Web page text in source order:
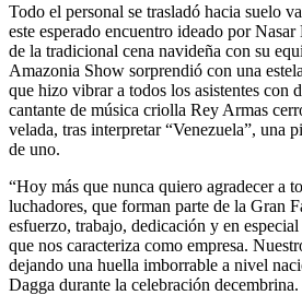
Todo el personal se trasladó hacia suelo
este esperado encuentro ideado por
de la tradicional cena navideña con su
Amazonia Show sorprendió con una
que hizo vibrar a todos los asistentes con
cantante de música criolla Rey Armas
velada, tras interpretar “Venezuela”, una
de uno.
“Hoy más que nunca quiero agradecer a
luchadores, que forman parte de la Gran
esfuerzo, trabajo, dedicación y en
que nos caracteriza como empresa.
dejando una huella imborrable a nivel
Dagga durante la celebración decembrina.